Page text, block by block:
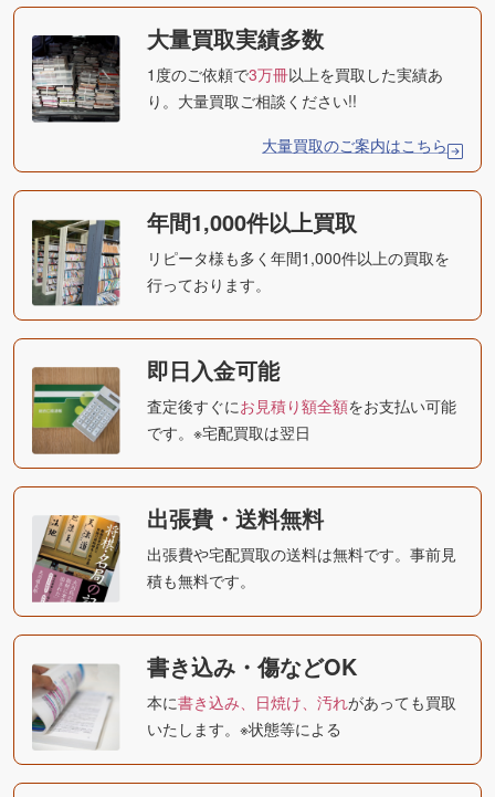
大量買取実績多数
1度のご依頼で3万冊以上を買取した実績あ
り。大量買取ご相談ください!!
大量買取のご案内はこちら
年間1,000件以上買取
リピータ様も多く年間1,000件以上の買取を
行っております。
即日入金可能
査定後すぐにお見積り額全額をお支払い可能
です。※宅配買取は翌日
出張費・送料無料
出張費や宅配買取の送料は無料です。事前見
積も無料です。
書き込み・傷などOK
本に書き込み、日焼け、汚れがあっても買取
いたします。※状態等による